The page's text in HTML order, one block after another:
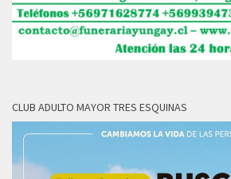
CLUB ADULTO MAYOR TRES ESQUINAS